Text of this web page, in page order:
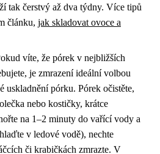
tak čerstvý až dva týdny. Více tipů
článku, jak skladovat ovoce a
víte, že pórek v nejbližších
je zmrazení ideální volbou
uskladnění pórku. Pórek očistěte,
nebo kostičky, krátce
na 1–2 minuty do vařící vody a
v ledové vodě), nechte
či krabičkách zmrazte. V